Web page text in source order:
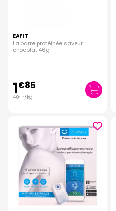
EAFIT
La barre protéinée saveur
chocolat 46g
1€85
40€22/kg